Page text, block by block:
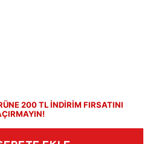
200 TL İNDİRİM FIRSATINI